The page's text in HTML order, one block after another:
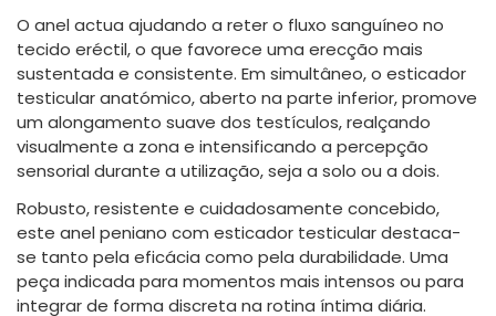
O anel actua ajudando a reter o fluxo sanguíneo no
tecido eréctil, o que favorece uma erecção mais
sustentada e consistente. Em simultâneo, o esticador
testicular anatómico, aberto na parte inferior, promove
um alongamento suave dos testículos, realçando
visualmente a zona e intensificando a percepção
sensorial durante a utilização, seja a solo ou a dois.
Robusto, resistente e cuidadosamente concebido,
este anel peniano com esticador testicular destaca-
se tanto pela eficácia como pela durabilidade. Uma
peça indicada para momentos mais intensos ou para
integrar de forma discreta na rotina íntima diária.